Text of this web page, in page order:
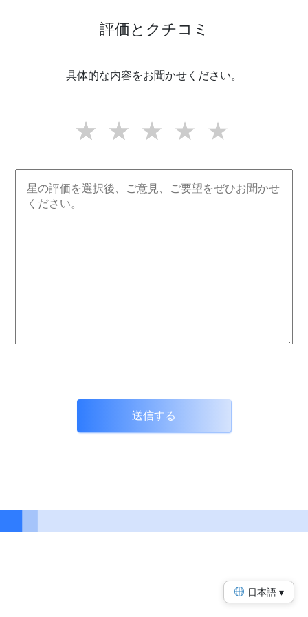
評価とクチコミ
具体的な内容をお聞かせください。
★★★★★
★★★★
★★★
★★
★
日本語 ▾